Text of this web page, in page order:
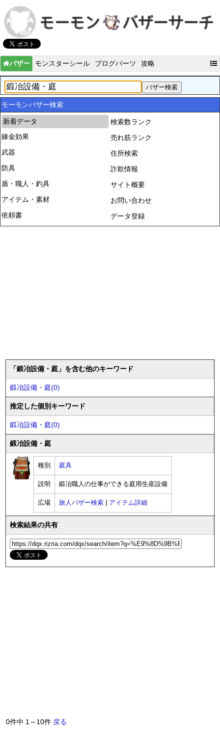
バザー モンスターシール ブログパーツ 攻略
モーモンバザー検索
新着データ
錬金効果
武器
防具
盾・職人・釣具
アイテム・素材
依頼書
検索数ランク
売れ筋ランク
住所検索
詐欺情報
サイト概要
お問い合わせ
データ登録
「鍛冶設備・庭」を含む他のキーワード
鍛冶設備・庭(0)
推定した個別キーワード
鍛冶設備・庭(0)
鍛冶設備・庭
種別 庭具
説明 鍛冶職人の仕事ができる庭用生産設備
広場 旅人バザー検索 アイテム詳細
検索結果の共有
0件中 1～10件 戻る